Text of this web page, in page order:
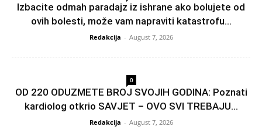
Izbacite odmah paradajz iz ishrane ako bolujete od
ovih bolesti, može vam napraviti katastrofu...
Redakcija - August 7, 2026
0
OD 220 ODUZMETE BROJ SVOJIH GODINA: Poznati
kardiolog otkrio SAVJET – OVO SVI TREBAJU...
Redakcija - August 7, 2026